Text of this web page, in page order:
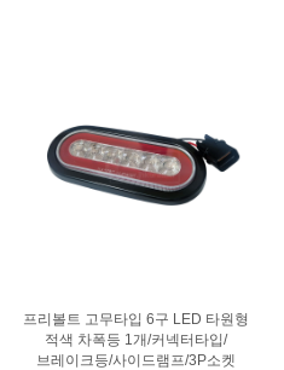
프리볼트 고무타입 6구 LED 타원형
적색 차폭등 1개/커넥터타입/
브레이크등/사이드램프/3P소켓